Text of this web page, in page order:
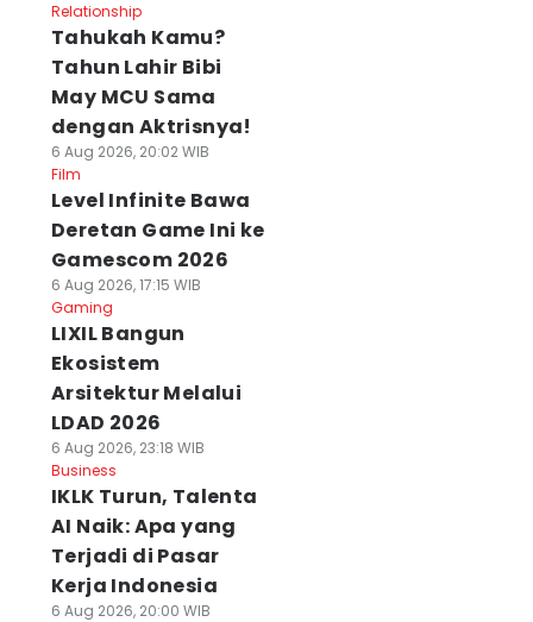
Relationship
Tahukah Kamu?
Tahun Lahir Bibi
May MCU Sama
dengan Aktrisnya!
6 Aug 2026, 20:02 WIB
Film
Level Infinite Bawa
Deretan Game Ini ke
Gamescom 2026
6 Aug 2026, 17:15 WIB
Gaming
LIXIL Bangun
Ekosistem
Arsitektur Melalui
LDAD 2026
6 Aug 2026, 23:18 WIB
Business
IKLK Turun, Talenta
AI Naik: Apa yang
Terjadi di Pasar
Kerja Indonesia
6 Aug 2026, 20:00 WIB